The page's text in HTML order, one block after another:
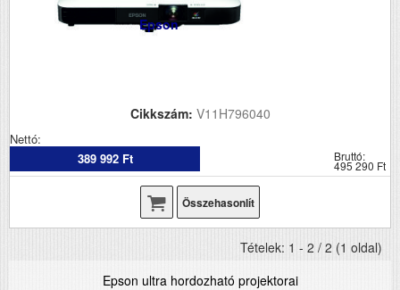
Epson
Cikkszám: V11H796040
Nettó:
389 992 Ft
Bruttó:
495 290 Ft
Összehasonlít
Tételek: 1 - 2 / 2 (1 oldal)
Epson ultra hordozható projektorai